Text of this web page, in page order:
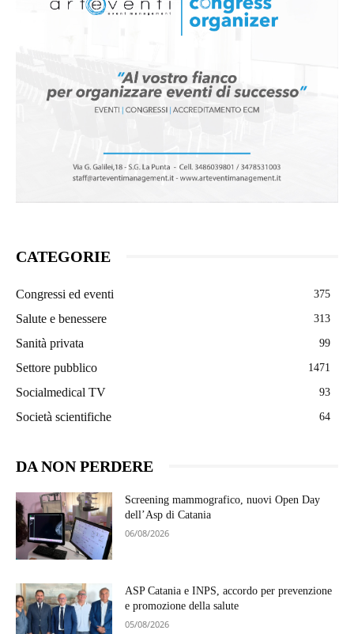
CATEGORIE
Congressi ed eventi 375
Salute e benessere 313
Sanità privata 99
Settore pubblico 1471
Socialmedical TV 93
Società scientifiche 64
DA NON PERDERE
Screening mammografico, nuovi Open Day
dell’Asp di Catania
06/08/2026
ASP Catania e INPS, accordo per prevenzione
e promozione della salute
05/08/2026